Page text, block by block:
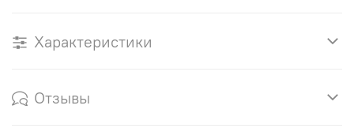
Характеристики
Отзывы